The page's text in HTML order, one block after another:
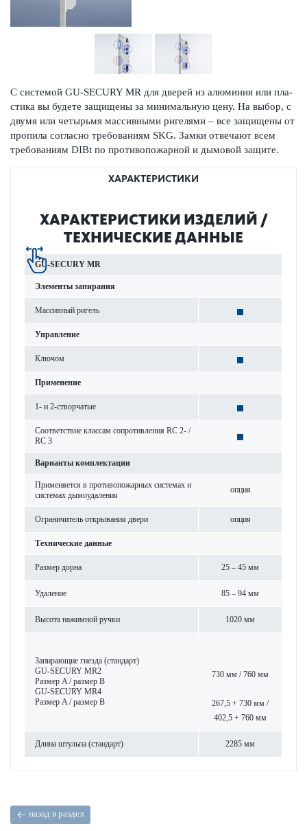
С сис­темой GU-SECURY MR для дверей из алюминия или пла­
стика вы будете защищены за минимальную цену. На выбор, с
двумя или чет­ырьмя масс­ивными риг­е­лями – все защищены от
пропила согласно требованиям SKG. Замки отве­чают всем
требованиям DIBt по против­опожарной и дымовой защите.
ХАРАКТЕРИСТИКИ
ХАР­АКТЕР­И­С­ТИКИ ИЗДЕЛИЙ /
ТЕХНИЧЕСКИЕ ДАННЫЕ
GU-SECURY MR
Элементы запирания
Масс­ивный ригель
Управ­ление
Ключом
Применение
1- и 2-створ­чатые
Соотв­е­тствие классам сопрот­ив­ления RC 2- /
RC 3
Вар­ианты комплектации
Применяется в против­опожарных сис­темах и
сис­темах дымоуда­л­ения
опция
Ограничитель открывания двери опция
Технические данные
Размер дорна 25 – 45 мм
Уда­л­ение 85 – 94 мм
Высота нажимной ручки 1020 мм
Запи­рающие гнезда (стандарт)
GU-SECURY MR2
Размер A / размер B
GU-SECURY MR4
Размер A / размер B
730 мм / 760 мм
267,5 + 730 мм /
402,5 + 760 мм
Длина штульпа (стандарт) 2285 мм
назад в раздел